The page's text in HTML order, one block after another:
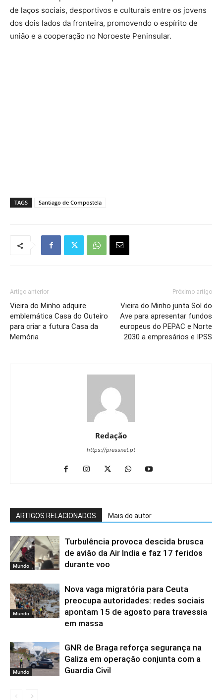
de laços sociais, desportivos e culturais entre os jovens
dos dois lados da fronteira, promovendo o espírito de
união e a cooperação no Noroeste Peninsular.
TAGS Santiago de Compostela
Artigo anterior
Vieira do Minho adquire
emblemática Casa do Outeiro
para criar a futura Casa da
Memória
Próximo artigo
Vieira do Minho junta Sol do
Ave para apresentar fundos
europeus do PEPAC e Norte
2030 a empresários e IPSS
Redação
https://pressnet.pt
ARTIGOS RELACIONADOS Mais do autor
Mundo
Turbulência provoca descida brusca
de avião da Air India e faz 17 feridos
durante voo
Mundo
Nova vaga migratória para Ceuta
preocupa autoridades: redes sociais
apontam 15 de agosto para travessia
em massa
Mundo
GNR de Braga reforça segurança na
Galiza em operação conjunta com a
Guardia Civil